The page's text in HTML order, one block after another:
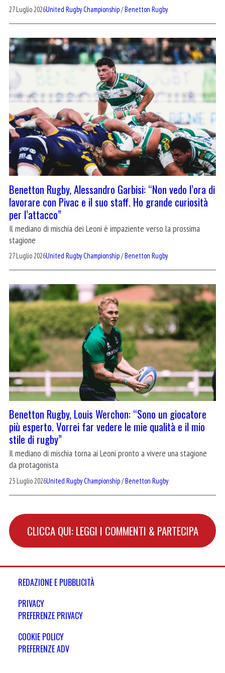
27 Luglio 2026United Rugby Championship/Benetton Rugby
Benetton Rugby, Alessandro Garbisi: “Non vedo l’ora di
lavorare con Pivac e il suo staff. Ho grande curiosità
per l’attacco”
Il mediano di mischia dei Leoni è impaziente verso la prossima
stagione
27 Luglio 2026United Rugby Championship/Benetton Rugby
Benetton Rugby, Louis Werchon: “Sono un giocatore
più esperto. Vorrei far vedere le mie qualità e il mio
stile di rugby”
Il mediano di mischia torna ai Leoni pronto a vivere una stagione
da protagonista
23 Luglio 2026United Rugby Championship/Benetton Rugby
CLICCA QUI: LEGGI I COMMENTI & PARTECIPA
REDAZIONE E PUBBLICITÀ
PRIVACY
PREFERENZE PRIVACY
COOKIE POLICY
PREFERENZE ADV